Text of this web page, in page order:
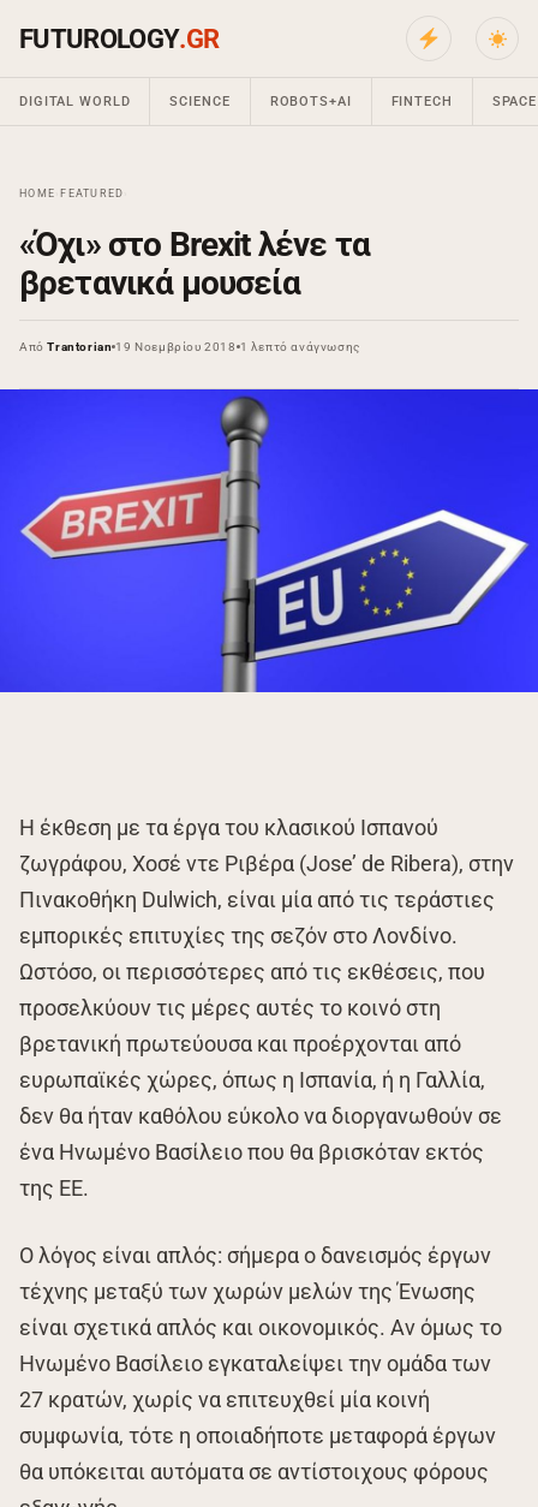
FUTUROLOGY.GR
DIGITAL WORLD SCIENCE ROBOTS+AI FINTECH SPACE
HOME FEATURED
«Όχι» στο Brexit λένε τα
βρετανικά μουσεία
ΑπόTrantorian 19 Νοεμβρίου 2018 1 λεπτό ανάγνωσης
Η έκθεση με τα έργα του κλασικού Ισπανού
ζωγράφου, Χοσέ ντε Ριβέρα (Jose’ de Ribera), στην
Πινακοθήκη Dulwich, είναι μία από τις τεράστιες
εμπορικές επιτυχίες της σεζόν στο Λονδίνο.
Ωστόσο, οι περισσότερες από τις εκθέσεις, που
προσελκύουν τις μέρες αυτές το κοινό στη
βρετανική πρωτεύουσα και προέρχονται από
ευρωπαϊκές χώρες, όπως η Ισπανία, ή η Γαλλία,
δεν θα ήταν καθόλου εύκολο να διοργανωθούν σε
ένα Ηνωμένο Βασίλειο που θα βρισκόταν εκτός
της ΕΕ.
Ο λόγος είναι απλός: σήμερα ο δανεισμός έργων
τέχνης μεταξύ των χωρών μελών της Ένωσης
είναι σχετικά απλός και οικονομικός. Αν όμως το
Ηνωμένο Βασίλειο εγκαταλείψει την ομάδα των
27 κρατών, χωρίς να επιτευχθεί μία κοινή
συμφωνία, τότε η οποιαδήποτε μεταφορά έργων
θα υπόκειται αυτόματα σε αντίστοιχους φόρους